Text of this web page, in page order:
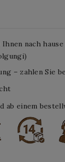
nach
– zahlen Sie
ab einem